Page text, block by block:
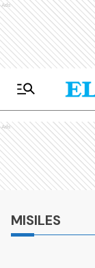
Ads
Ads
MISILES